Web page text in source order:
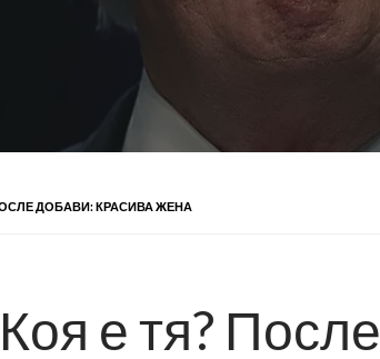
ДОБАВИ: КРАСИВА ЖЕНА
е тя? После